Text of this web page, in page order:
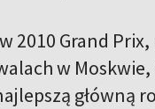
w 2010 Grand
w Moskwie,
główną